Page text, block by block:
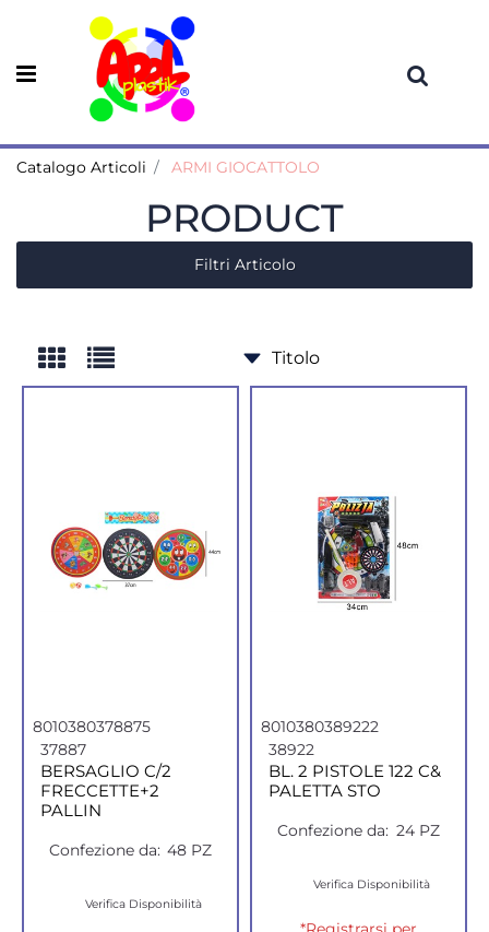
Open menu
Catalogo Articoli ARMI GIOCATTOLO
PRODUCT
Filtri Articolo
8010380378875
37887
BERSAGLIO C/2
FRECCETTE+2
PALLIN
Confezione da: 48 PZ
Verifica Disponibilità
8010380389222
38922
BL. 2 PISTOLE 122 C&
PALETTA STO
Confezione da: 24 PZ
Verifica Disponibilità